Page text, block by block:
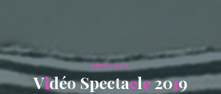
Vidéos gala
VidéoSpectacle2019